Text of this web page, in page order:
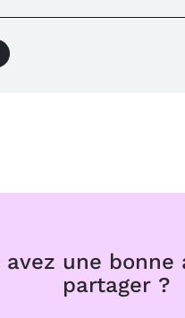
avez une bonne
partager ?